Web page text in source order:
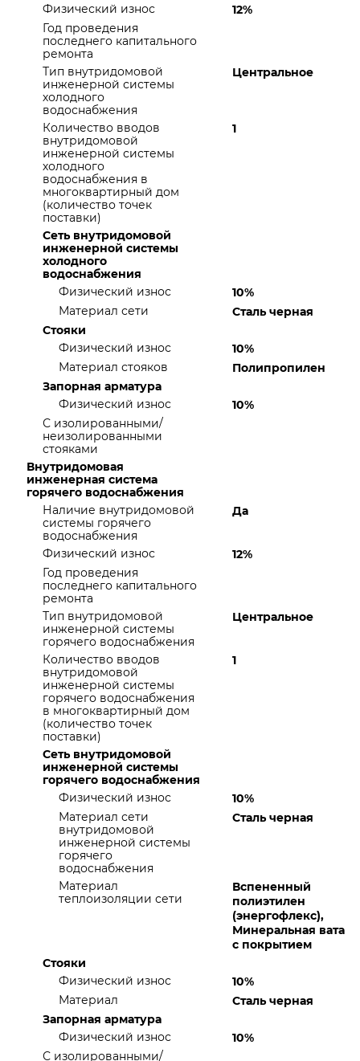
Физический износ
12%
Год проведения
последнего капитального
ремонта
Тип внутридомовой
инженерной системы
холодного
водоснабжения
Центральное
Количество вводов
внутридомовой
инженерной системы
холодного
водоснабжения в
многоквартирный дом
(количество точек
поставки)
1
Сеть внутридомовой
инженерной системы
холодного
водоснабжения
Физический износ
10%
Материал сети
Сталь черная
Стояки
Физический износ
10%
Материал стояков
Полипропилен
Запорная арматура
Физический износ
10%
С изолированными/
неизолированными
стояками
Внутридомовая
инженерная система
горячего водоснабжения
Наличие внутридомовой
системы горячего
водоснабжения
Да
Физический износ
12%
Год проведения
последнего капитального
ремонта
Тип внутридомовой
инженерной системы
горячего водоснабжения
Центральное
Количество вводов
внутридомовой
инженерной системы
горячего водоснабжения
в многоквартирный дом
(количество точек
поставки)
1
Сеть внутридомовой
инженерной системы
горячего водоснабжения
Физический износ
10%
Материал сети
внутридомовой
инженерной системы
горячего
водоснабжения
Сталь черная
Материал
теплоизоляции сети
Вспененный
полиэтилен
(энергофлекс),
Минеральная вата
с покрытием
Стояки
Физический износ
10%
Материал
Сталь черная
Запорная арматура
Физический износ
10%
С изолированными/